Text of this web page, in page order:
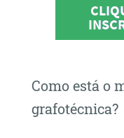
Como está o
grafotécnica?